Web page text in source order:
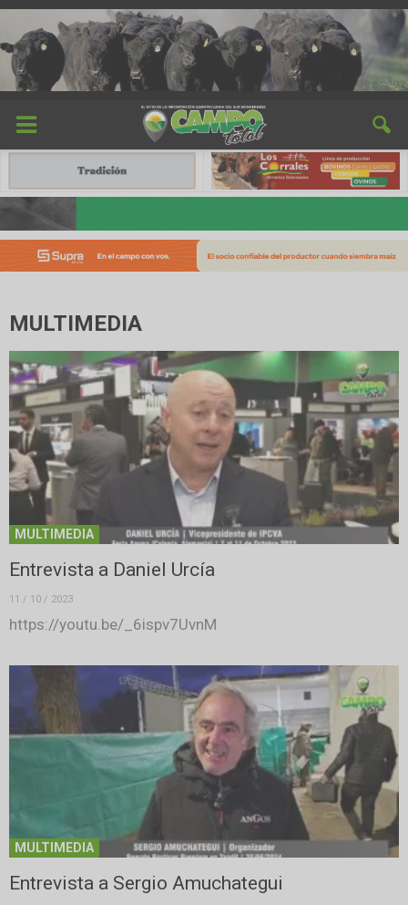
MULTIMEDIA
MULTIMEDIA
Entrevista a Daniel Urcía
11 / 10 / 2023
https://youtu.be/_6ispv7UvnM
MULTIMEDIA
Entrevista a Sergio Amuchategui